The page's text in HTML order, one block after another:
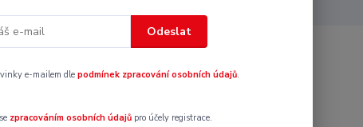
Odeslat
e-mailem dlepodmínek zpracování osobních údajů.
zpracováním osobních údajůpro účely registrace.